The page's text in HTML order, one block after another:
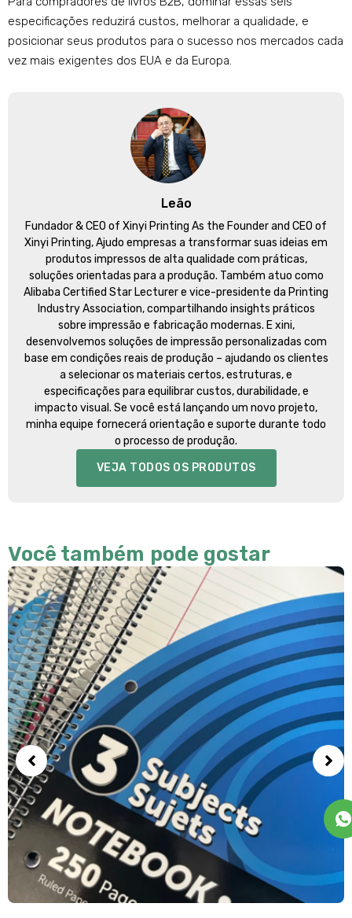
especificações reduzirá custos, melhorar a qualidade, e
posicionar seus produtos para o sucesso nos mercados cada
vez mais exigentes dos EUA e da Europa.
Leão
Fundador &CEO of Xinyi Printing As the Founder and CEO of
Xinyi Printing, Ajudo empresas a transformar suas ideias em
produtos impressos de alta qualidade com práticas,
soluções orientadas para a produção. Também atuo como
Alibaba Certified Star Lecturer e vice-presidente da Printing
Industry Association, compartilhando insights práticos
sobre impressão e fabricação modernas. E xini,
desenvolvemos soluções de impressão personalizadas com
base em condições reais de produção – ajudando os clientes
a selecionar os materiais certos, estruturas, e
especificações para equilibrar custos, durabilidade, e
impacto visual. Se você está lançando um novo projeto,
minha equipe fornecerá orientação e suporte durante todo
o processo de produção.
VEJA TODOS OS PRODUTOS
Você também pode gostar